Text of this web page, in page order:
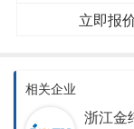
立即报
相关企业
浙江金